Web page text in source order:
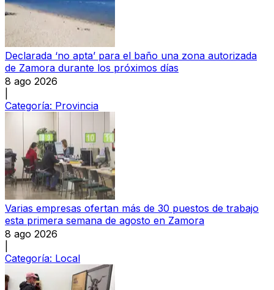
Declarada ‘no apta’ para el baño una zona autorizada
de Zamora durante los próximos días
8 ago 2026
Categoría: Provincia
Varias empresas ofertan más de 30 puestos de trabajo
esta primera semana de agosto en Zamora
8 ago 2026
Categoría: Local